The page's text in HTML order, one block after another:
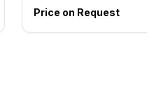
Price on Request